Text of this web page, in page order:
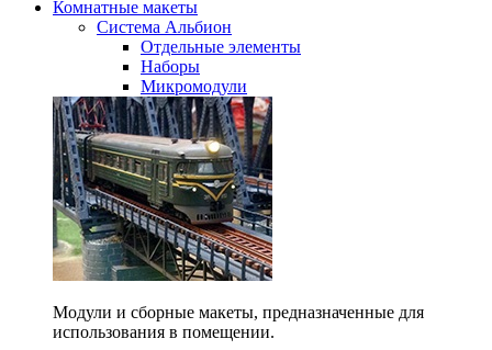
Комнатные макеты
Система Альбион
Отдельные элементы
Наборы
Микромодули
Модули и сборные макеты, предназначенные для
использования в помещении.